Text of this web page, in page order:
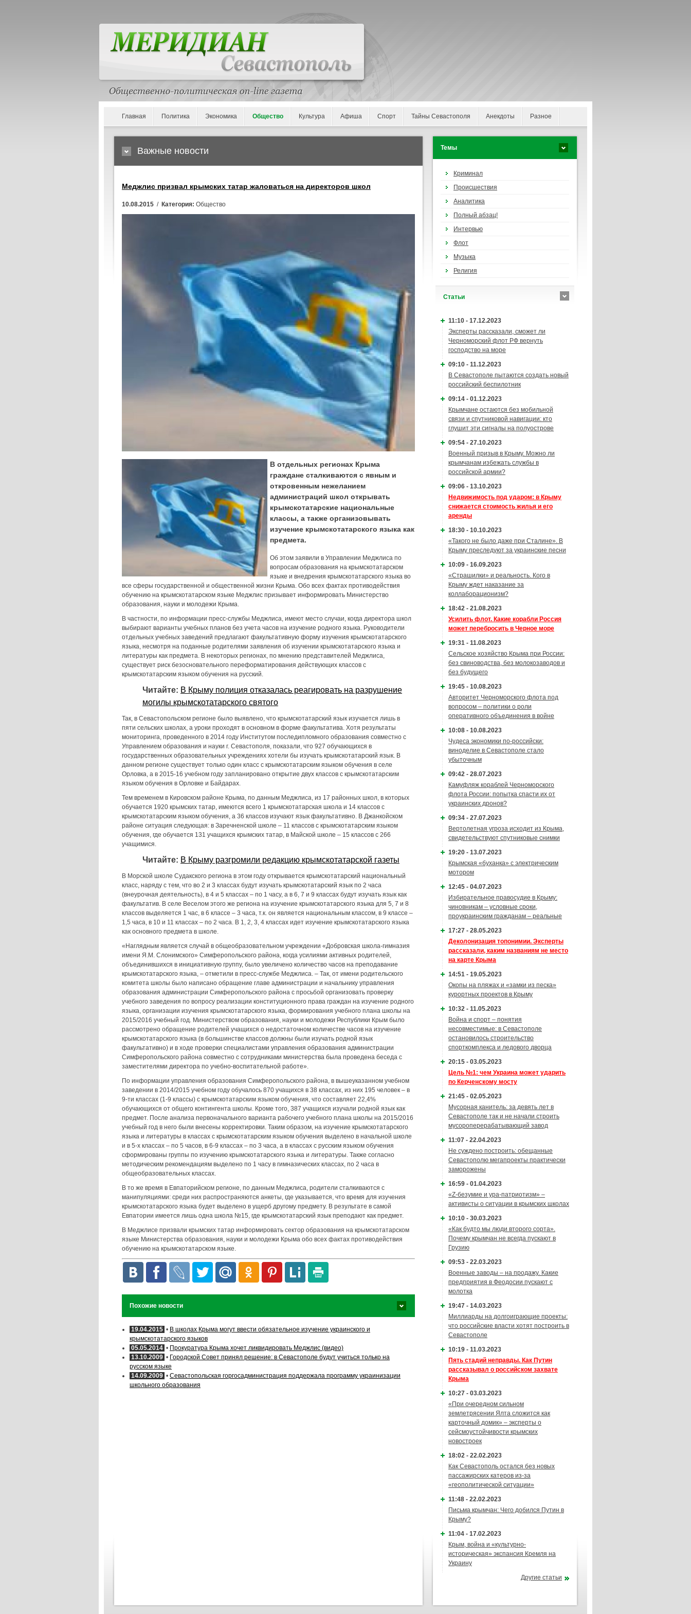
Главная Политика Экономика Общество Культура Афиша Спорт Тайны Севастополя Анекдоты Разное
Важные новости
Меджлис призвал крымских татар жаловаться на директоров школ
10.08.2015 / Категория: Общество
В отдельных регионах Крыма
граждане сталкиваются с явным и
откровенным нежеланием
администраций школ открывать
крымскотатарские национальные
классы, а также организовывать
изучение крымскотатарского языка как
предмета.
Об этом заявили в Управлении Меджлиса по
вопросам образования на крымскотатарском
языке и внедрения крымскотатарского языка во
все сферы государственной и общественной жизни Крыма. Обо всех фактах противодействия
обучению на крымскотатарском языке Меджлис призывает информировать Министерство
образования, науки и молодежи Крыма.
В частности, по информации пресс-службы Меджлиса, имеют место случаи, когда директора школ
выбирают варианты учебных планов без учета часов на изучение родного языка. Руководители
отдельных учебных заведений предлагают факультативную форму изучения крымскотатарского
языка, несмотря на поданные родителями заявления об изучении крымскотатарского языка и
литературы как предмета. В некоторых регионах, по мнению представителей Меджлиса,
существует риск безосновательного переформатирования действующих классов с
крымскотатарским языком обучения на русский.
Читайте: В Крыму полиция отказалась реагировать на разрушение
могилы крымскотатарского святого
Так, в Севастопольском регионе было выявлено, что крымскотатарский язык изучается лишь в
пяти сельских школах, а уроки проходят в основном в форме факультатива. Хотя результаты
мониторинга, проведенного в 2014 году Институтом последипломного образования совместно с
Управлением образования и науки г. Севастополя, показали, что 927 обучающихся в
государственных образовательных учреждениях хотели бы изучать крымскотатарский язык. В
данном регионе существует только один класс с крымскотатарским языком обучения в селе
Орловка, а в 2015-16 учебном году запланировано открытие двух классов с крымскотатарским
языком обучения в Орловке и Байдарах.
Тем временем в Кировском районе Крыма, по данным Меджлиса, из 17 районных школ, в которых
обучается 1920 крымских татар, имеются всего 1 крымскотатарская школа и 14 классов с
крымскотатарским языком обучения, а 36 классов изучают язык факультативно. В Джанкойском
районе ситуация следующая: в Заречненской школе – 11 классов с крымскотатарским языком
обучения, где обучается 131 учащихся крымских татар, в Майской школе – 15 классов с 266
учащимися.
Читайте: В Крыму разгромили редакцию крымскотатарской газеты
В Морской школе Судакского региона в этом году открывается крымскотатарский национальный
класс, наряду с тем, что во 2 и 3 классах будут изучать крымскотатарский язык по 2 часа
(внеурочная деятельность), в 4 и 5 классах – по 1 часу, а в 6, 7 и 9 классах будут изучать язык как
факультатив. В селе Веселом этого же региона на изучение крымскотатарского языка для 5, 7 и 8
классов выделяется 1 час, в 6 классе – 3 часа, т.к. он является национальным классом, в 9 классе –
1,5 часа, в 10 и 11 классах – по 2 часа. В 1, 2, 3, 4 классах идет изучение крымскотатарского языка
как основного предмета в школе.
«Наглядным является случай в общеобразовательном учреждении «Добровская школа-гимназия
имени Я.М. Слонимского» Симферопольского района, когда усилиями активных родителей,
объединившихся в инициативную группу, было увеличено количество часов на преподавание
крымскотатарского языка, – отметили в пресс-службе Меджлиса. – Так, от имени родительского
комитета школы было написано обращение главе администрации и начальнику управления
образования администрации Симферопольского района с просьбой организовать проверку
учебного заведения по вопросу реализации конституционного права граждан на изучение родного
языка, организации изучения крымскотатарского языка, формирования учебного плана школы на
2015/2016 учебный год. Министерством образования, науки и молодежи Республики Крым было
рассмотрено обращение родителей учащихся о недостаточном количестве часов на изучение
крымскотатарского языка (в большинстве классов должны были изучать родной язык
факультативно) и в ходе проверки специалистами управления образования администрации
Симферопольского района совместно с сотрудниками министерства была проведена беседа с
заместителями директора по учебно-воспитательной работе».
По информации управления образования Симферопольского района, в вышеуказанном учебном
заведении в 2014/2015 учебном году обучалось 870 учащихся в 38 классах, из них 195 человек – в
9-ти классах (1-9 классы) с крымскотатарским языком обучения, что составляет 22,4%
обучающихся от общего контингента школы. Кроме того, 387 учащихся изучали родной язык как
предмет. После анализа первоначального варианта рабочего учебного плана школы на 2015/2016
учебный год в него были внесены корректировки. Таким образом, на изучение крымскотатарского
языка и литературы в классах с крымскотатарским языком обучения выделено в начальной школе
и в 5-х классах – по 5 часов, в 6-9 классах – по 3 часа, а в классах с русским языком обучения
сформированы группы по изучению крымскотатарского языка и литературы. Также согласно
методическим рекомендациям выделено по 1 часу в гимназических классах, по 2 часа в
общеобразовательных классах.
В то же время в Евпаторийском регионе, по данным Меджлиса, родители сталкиваются с
манипуляциями: среди них распространяются анкеты, где указывается, что время для изучения
крымскотатарского языка будет выделено в ущерб другому предмету. В результате в самой
Евпатории имеется лишь одна школа №15, где крымскотатарский язык преподают как предмет.
В Меджлисе призвали крымских татар информировать сектор образования на крымскотатарском
языке Министерства образования, науки и молодежи Крыма обо всех фактах противодействия
обучению на крымскотатарском языке.
Похожие новости
19.04.2015 • В школах Крыма могут ввести обязательное изучение украинского и
крымскотатарского языков
05.05.2014 • Прокуратура Крыма хочет ликвидировать Меджлис (видео)
13.10.2009 • Городской Совет принял решение: в Севастополе будут учиться только на
русском языке
14.09.2009 • Севастопольская горгосадминистрация поддержала программу украинизации
школьного образования
Темы
Криминал
Происшествия
Аналитика
Полный абзац!
Интервью
Флот
Музыка
Религия
Cтатьи
11:10 - 17.12.2023
Эксперты рассказали, сможет ли
Черноморский флот РФ вернуть
господство на море
09:10 - 11.12.2023
В Севастополе пытаются создать новый
российский беспилотник
09:14 - 01.12.2023
Крымчане остаются без мобильной
связи и спутниковой навигации: кто
глушит эти сигналы на полуострове
09:54 - 27.10.2023
Военный призыв в Крыму. Можно ли
крымчанам избежать службы в
российской армии?
09:06 - 13.10.2023
Недвижимость под ударом: в Крыму
снижается стоимость жилья и его
аренды
18:30 - 10.10.2023
«Такого не было даже при Сталине». В
Крыму преследуют за украинские песни
10:09 - 16.09.2023
«Страшилки» и реальность. Кого в
Крыму ждет наказание за
коллаборационизм?
18:42 - 21.08.2023
Усилить флот. Какие корабли Россия
может перебросить в Черное море
19:31 - 11.08.2023
Сельское хозяйство Крыма при России:
без свиноводства, без молокозаводов и
без будущего
19:45 - 10.08.2023
Авторитет Черноморского флота под
вопросом – политики о роли
оперативного объединения в войне
10:08 - 10.08.2023
Чудеса экономики по-российски:
виноделие в Севастополе стало
убыточным
09:42 - 28.07.2023
Камуфляж кораблей Черноморского
флота России: попытка спасти их от
украинских дронов?
09:34 - 27.07.2023
Вертолетная угроза исходит из Крыма,
свидетельствуют спутниковые снимки
19:20 - 13.07.2023
Крымская «буханка» с электрическим
мотором
12:45 - 04.07.2023
Избирательное правосудие в Крыму:
чиновникам – условные сроки,
проукраинским гражданам – реальные
17:27 - 28.05.2023
Деколонизация топонимии. Эксперты
рассказали, каким названиям не место
на карте Крыма
14:51 - 19.05.2023
Окопы на пляжах и «замки из песка»
курортных проектов в Крыму
10:32 - 11.05.2023
Война и спорт – понятия
несовместимые: в Севастополе
остановилось строительство
спорткомплекса и ледового дворца
20:15 - 03.05.2023
Цель №1: чем Украина может ударить
по Керченскому мосту
21:45 - 02.05.2023
Мусорная канитель: за девять лет в
Севастополе так и не начали строить
мусороперерабатывающий завод
11:07 - 22.04.2023
Не суждено построить: обещанные
Севастополю мегапроекты практически
заморожены
16:59 - 01.04.2023
«Z-безумие и ура-патриотизм» –
активисты о ситуации в крымских школах
10:10 - 30.03.2023
«Как будто мы люди второго сорта».
Почему крымчан не всегда пускают в
Грузию
09:53 - 22.03.2023
Военные заводы – на продажу. Какие
предприятия в Феодосии пускают с
молотка
19:47 - 14.03.2023
Миллиарды на долгоиграющие проекты:
что российские власти хотят построить в
Севастополе
10:19 - 11.03.2023
Пять стадий неправды. Как Путин
рассказывал о российском захвате
Крыма
10:27 - 03.03.2023
«При очередном сильном
землетрясении Ялта сложится как
карточный домик» – эксперты о
сейсмоустойчивости крымских
новостроек
18:02 - 22.02.2023
Как Севастополь остался без новых
пассажирских катеров из-за
«геополитической ситуации»
11:48 - 22.02.2023
Письма крымчан: Чего добился Путин в
Крыму?
11:04 - 17.02.2023
Крым, война и «культурно-
историческая» экспансия Кремля на
Украину
Другие статьи